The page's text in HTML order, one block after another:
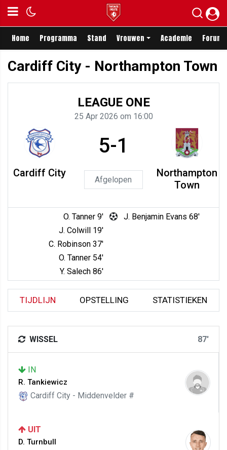
Home Programma Stand Vrouwen Academie Forum
Cardiff City - Northampton Town
LEAGUE ONE
25 Apr 2026 om 16:00
Cardiff City
5-1
Afgelopen
Northampton
Town
O. Tanner 9'
J. Colwill 19'
C. Robinson 37'
O. Tanner 54'
Y. Salech 86'
J. Benjamin Evans 68'
TIJDLIJN OPSTELLING STATISTIEKEN
WISSEL 87'
IN
R. Tankiewicz
Cardiff City - Middenvelder #
UIT
D. Turnbull